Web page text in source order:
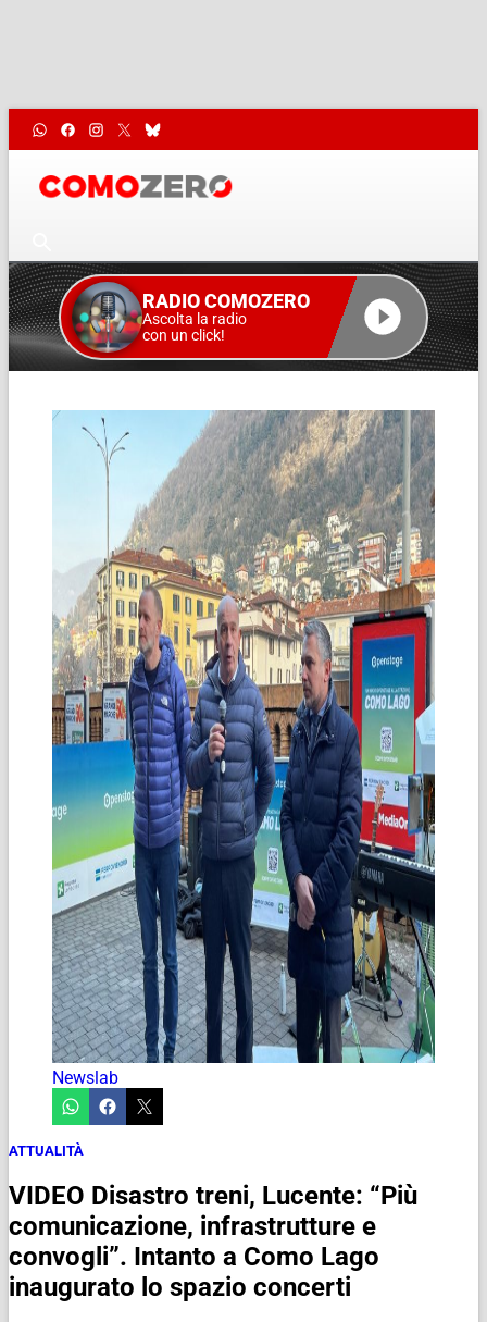
RADIO COMOZERO
Ascolta la radio
con un click!
Newslab
ATTUALITÀ
VIDEO Disastro treni, Lucente: “Più
comunicazione, infrastrutture e
convogli”. Intanto a Como Lago
inaugurato lo spazio concerti